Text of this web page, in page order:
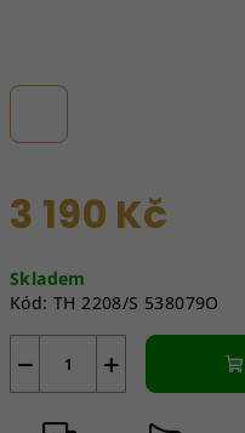
3 190 Kč
cena:
Skladem
Kód: TH 2208/S 538079O
+
−